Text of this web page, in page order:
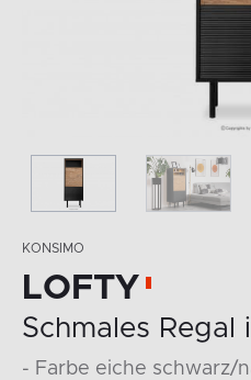
KONSIMO
LOFTY
Schmales Regal
- Farbe eiche schwarz/